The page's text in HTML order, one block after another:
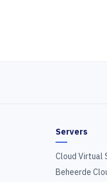
Servers
Cloud Virtual
Beheerde